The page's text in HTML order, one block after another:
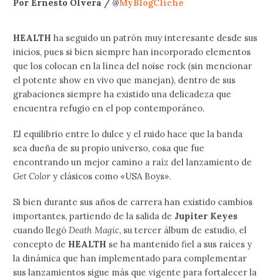
Por Ernesto Olvera / @MyBlogCliche
HEALTHha seguido un patrón muy interesante desde sus
inicios, pues si bien siempre han incorporado elementos
que los colocan en la línea del noise rock (sin mencionar
el potente show en vivo que manejan), dentro de sus
grabaciones siempre ha existido una delicadeza que
encuentra refugio en el pop contemporáneo.
El equilibrio entre lo dulce y el ruido hace que la banda
sea dueña de su propio universo, cosa que fue
encontrando un mejor camino a raíz del lanzamiento de
Get Color y clásicos como «USA Boys».
Si bien durante sus años de carrera han existido cambios
importantes, partiendo de la salida de Jupiter Keyes
cuando llegóDeath Magic, su tercer álbum de estudio, el
concepto de HEALTH se ha mantenido fiel a sus raíces y
la dinámica que han implementado para complementar
sus lanzamientos sigue más que vigente para fortalecer la